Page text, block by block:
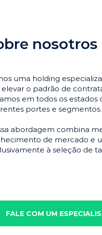
nosotros
uma holding
o padrão de
em todos os estados
portes e segmentos.
abordagem combina
de mercado e
à seleção de
FALE COM UM